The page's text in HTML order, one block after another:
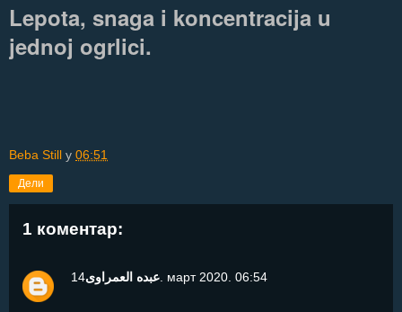
Lepota, snaga i koncentracija u
jednoj ogrlici.
Beba Still у 06:51
Дели
1 коментар:
عبده العمراوى14. март 2020. 06:54